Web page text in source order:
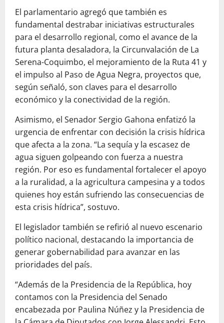
El parlamentario agregó que también es
fundamental destrabar iniciativas estructurales
para el desarrollo regional, como el avance de la
futura planta desaladora, la Circunvalación de La
Serena-Coquimbo, el mejoramiento de la Ruta 41 y
el impulso al Paso de Agua Negra, proyectos que,
según señaló, son claves para el desarrollo
económico y la conectividad de la región.
Asimismo, el Senador Sergio Gahona enfatizó la
urgencia de enfrentar con decisión la crisis hídrica
que afecta a la zona. “La sequía y la escasez de
agua siguen golpeando con fuerza a nuestra
región. Por eso es fundamental fortalecer el apoyo
a la ruralidad, a la agricultura campesina y a todos
quienes hoy están sufriendo las consecuencias de
esta crisis hídrica”, sostuvo.
El legislador también se refirió al nuevo escenario
político nacional, destacando la importancia de
generar gobernabilidad para avanzar en las
prioridades del país.
“Además de la Presidencia de la República, hoy
contamos con la Presidencia del Senado
encabezada por Paulina Núñez y la Presidencia de